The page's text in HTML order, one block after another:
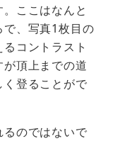
ここはなんと
、写真1枚目の
コントラスト
頂上までの道
登ることがで
のではないで